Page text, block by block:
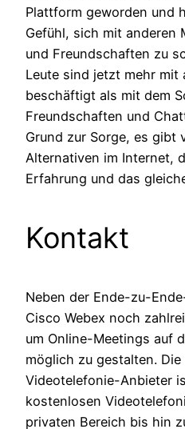
Plattform geworden und
Gefühl, sich mit anderen
und Freundschaften zu
Leute sind jetzt mehr mit
beschäftigt als mit dem
Freundschaften und
Grund zur Sorge, es gibt
Alternativen im Internet,
Erfahrung und das
Kontakt
Neben der Ende-zu-
Cisco Webex noch
um Online-Meetings auf
möglich zu gestalten.
Videotelefonie-Anbieter
kostenlosen
privaten Bereich bis hin